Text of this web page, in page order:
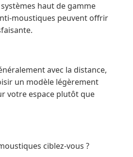
haut de gamme
moustiques peuvent offrir
avec la distance,
un modèle légèrement
votre espace plutôt que
ciblez-vous ?